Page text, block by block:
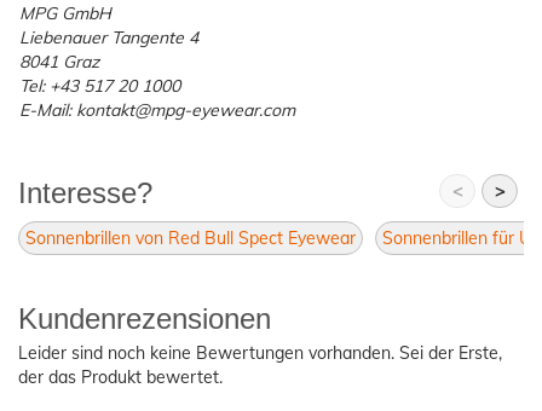
MPG GmbH
Liebenauer Tangente 4
8041 Graz
Tel: +43 517 20 1000
E-Mail: kontakt@mpg-eyewear.com
Interesse? < >
Sonnenbrillen von Red Bull Spect Eyewear Sonnenbrillen für
Kundenrezensionen
Leider sind noch keine Bewertungen vorhanden. Sei der Erste,
der das Produkt bewertet.